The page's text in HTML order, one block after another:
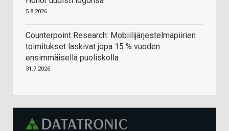
5.8.2026
Counterpoint Research: Mobiilijärjestelmäpiirien
toimitukset laskivat jopa 15 % vuoden
ensimmäisellä puoliskolla
31.7.2026